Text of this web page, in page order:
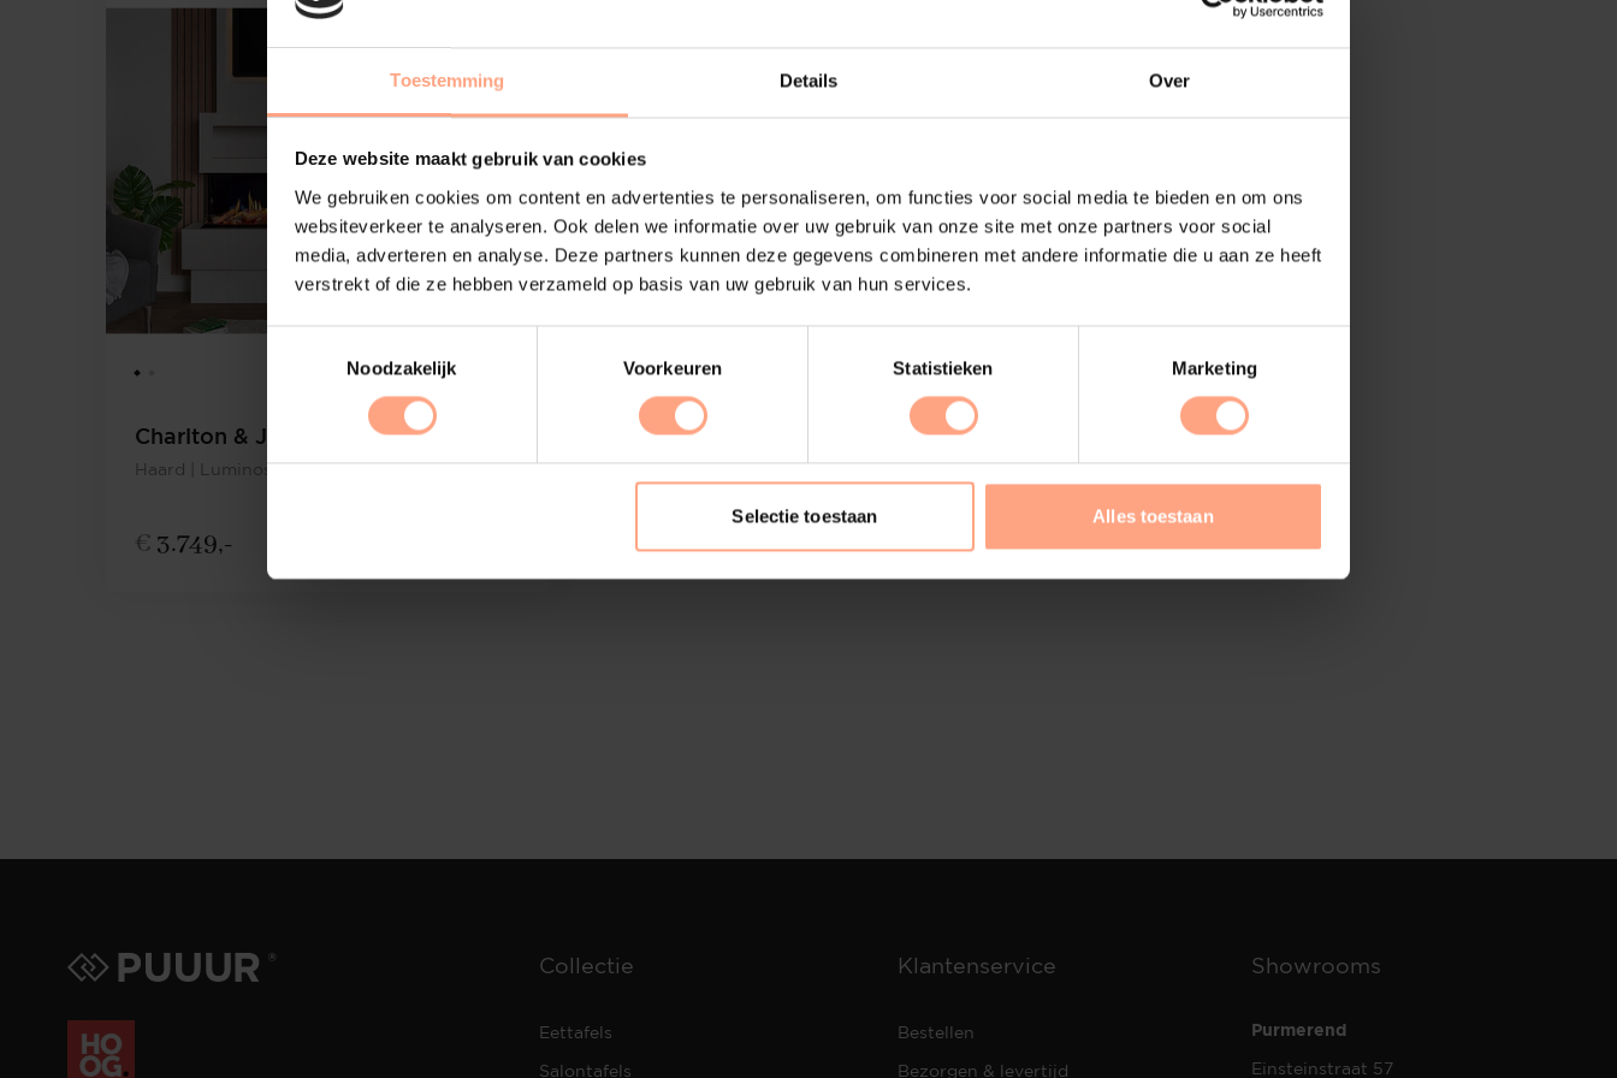
Toestemming Details Over
Deze website maakt gebruik van cookies
We gebruiken cookies om content en advertenties te personaliseren, om functies voor social media te bieden en om ons
websiteverkeer te analyseren. Ook delen we informatie over uw gebruik van onze site met onze partners voor social
media, adverteren en analyse. Deze partners kunnen deze gegevens combineren met andere informatie die u aan ze heeft
verstrekt of die ze hebben verzameld op basis van uw gebruik van hun services.
Noodzakelijk Voorkeuren Statistieken Marketing
Selectie toestaan Alles toestaan
Charlton & Jenrick
Haard | Luminosa 150
€ 3.749,-
Collectie
Eettafels
Salontafels
Klantenservice
Bestellen
Bezorgen & levertijd
Showrooms
Purmerend
Einsteinstraat 57